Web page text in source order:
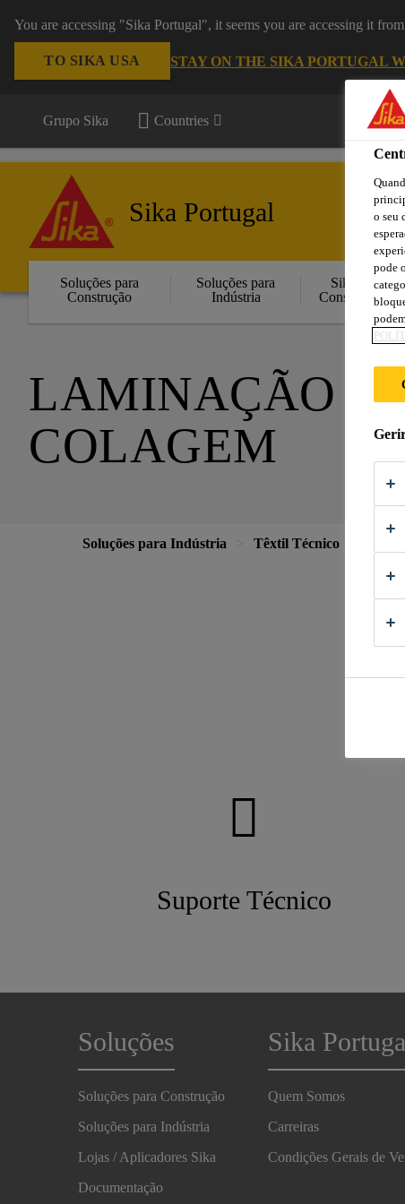
You are accessing "Sika Portugal", it seems you are accessing it
TO SIKA USA STAY ON THE SIKA PORTUGAL
Grupo Sika Countries
Sika Portugal
Soluções para
Construção
Soluções para
Indústria
Sika
Consigo
LAMINAÇÃO
COLAGEM
Soluções para Indústria Têxtil Técnico
Suporte Técnico
Soluções
Soluções para Construção
Soluções para Indústria
Lojas / Aplicadores Sika
Documentação
Sika
Quem Somos
Carreiras
Condições Gerais de
o seu
pode